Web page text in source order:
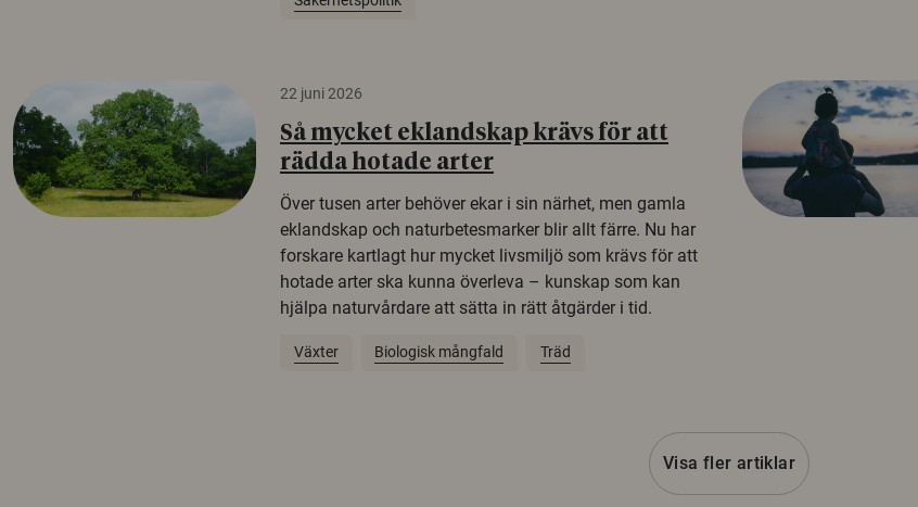
22 juni 2026
Så mycket eklandskap krävs för att
rädda hotade arter
Över tusen arter behöver ekar i sin närhet, men gamla
eklandskap och naturbetesmarker blir allt färre. Nu har
forskare kartlagt hur mycket livsmiljö som krävs för att
hotade arter ska kunna överleva – kunskap som kan
hjälpa naturvårdare att sätta in rätt åtgärder i tid.
Växter Biologisk mångfald Träd
Visa fler artiklar